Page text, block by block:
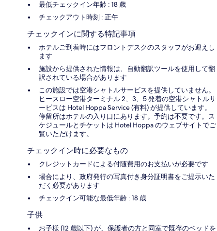
最低チェックイン年齢 : 18 歳
チェックアウト時刻 : 正午
チェックインに関する特記事項
ホテルご到着時にはフロントデスクのスタッフがお迎えし
ます
施設から提供された情報は、自動翻訳ツールを使用して翻
訳されている場合があります
この施設では空港シャトルサービスを提供していません。
ヒースロー空港ターミナル 2、3、5 発着の空港シャトルサ
ービスは Hotel Hoppa Service (有料) が提供しています。
停留所はホテルの入り口にあります。予約は不要です。ス
ケジュールとチケットは Hotel Hoppa のウェブサイトでご
覧いただけます。
チェックイン時に必要なもの
クレジットカードによる付随費用のお支払いが必要です
場合により、政府発行の写真付き身分証明書をご提示いた
だく必要があります
チェックイン可能な最低年齢 : 18 歳
子供
お子様 (12 歳以下) が、保護者の方と同室で既存のベッドを